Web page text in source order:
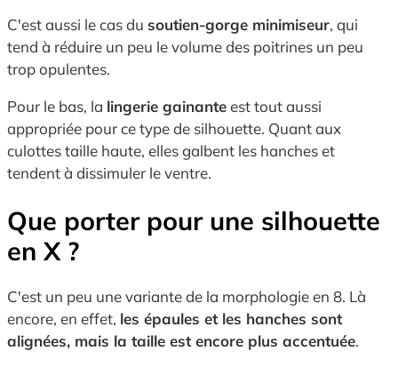
C'est aussi le cas du soutien-gorge minimiseur, qui
tend à réduire un peu le volume des poitrines un peu
trop opulentes.
Pour le bas, la lingerie gainanteest tout aussi
appropriée pour ce type de silhouette. Quant aux
culottes taille haute, elles galbent les hanches et
tendent à dissimuler le ventre.
Que porter pour une silhouette
en X ?
C'est un peu une variante de la morphologie en 8. Là
encore, en effet, les épaules et les hanches sont
alignées, mais la taille est encore plus accentuée.